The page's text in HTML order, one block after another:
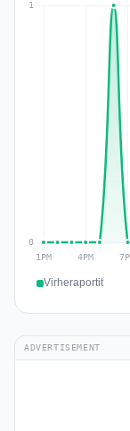
Virheraportit
ADVERTISEMENT